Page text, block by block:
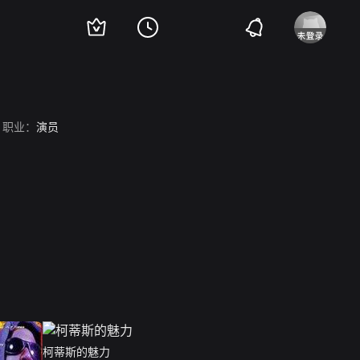
职业： 演员
柯蒂斯的魅力